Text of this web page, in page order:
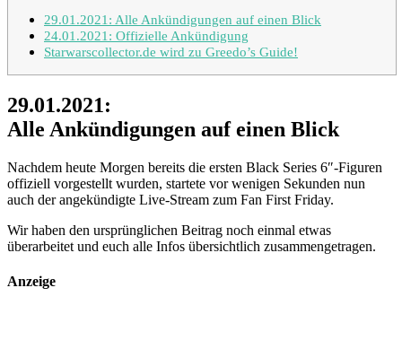
29.01.2021: Alle Ankündigungen auf einen Blick
24.01.2021: Offizielle Ankündigung
Starwarscollector.de wird zu Greedo’s Guide!
29.01.2021:
Alle Ankündigungen auf einen Blick
Nachdem heute Morgen bereits die ersten Black Series 6″-Figuren
offiziell vorgestellt wurden, startete vor wenigen Sekunden nun
auch der angekündigte Live-Stream zum Fan First Friday.
Wir haben den ursprünglichen Beitrag noch einmal etwas
überarbeitet und euch alle Infos übersichtlich zusammengetragen.
Anzeige